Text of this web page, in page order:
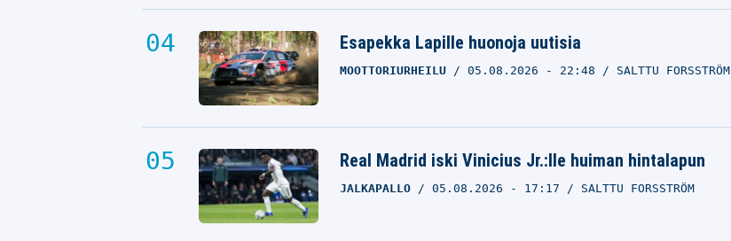
Esapekka Lapille huonoja uutisia
MOOTTORIURHEILU 05.08.2026 - 22:48 SALTTU FORSSTRÖM
Real Madrid iski Vinicius Jr.:lle huiman hintalapun
JALKAPALLO 05.08.2026 - 17:17 SALTTU FORSSTRÖM